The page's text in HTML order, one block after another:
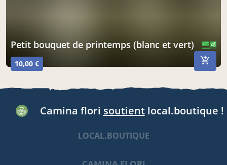
Petit bouquet de printemps (blanc et vert)
10,00 €
Camina flori soutientlocal.boutique !
LOCAL.BOUTIQUE